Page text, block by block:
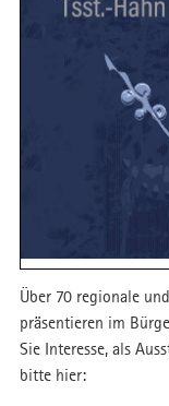
Über 70 regionale
präsentieren im
Sie Interesse, als
bitte hier: